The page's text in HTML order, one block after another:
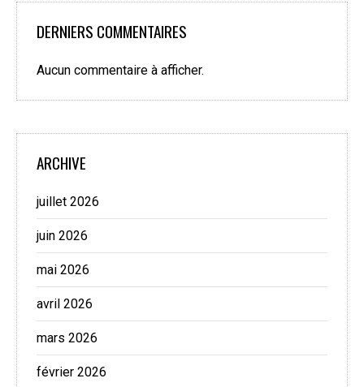
DERNIERS COMMENTAIRES
Aucun commentaire à afficher.
ARCHIVE
juillet 2026
juin 2026
mai 2026
avril 2026
mars 2026
février 2026